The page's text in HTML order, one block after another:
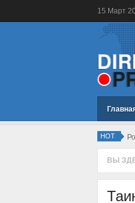
15 Март
HOT
ВЫ